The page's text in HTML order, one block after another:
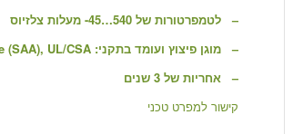
– לטמפרטורות של 540…45- מעלות צלזיוס
– מוגן פיצוץ ועומד בתקני: GOST R, INMETRO, RTN, SIL; Snap Switch: TestSafe (SAA), UL/CSA
– אחריות של 3 שנים
קישור למפרט טכני